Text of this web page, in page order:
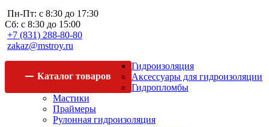
Пн-Пт: с 8:30 до 17:30
Сб: с 8:30 до 15:00
+7 (831) 288-80-80
zakaz@mstroy.ru
Каталог товаров
Гидроизоляция
Аксессуары для гидроизоляции
Гидропломбы
Мастики
Праймеры
Рулонная гидроизоляция